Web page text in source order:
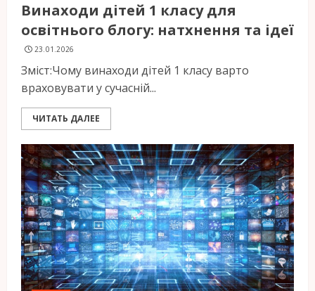
Винаходи дітей 1 класу для
освітнього блогу: натхнення та ідеї
23.01.2026
Зміст:Чому винаходи дітей 1 класу варто
враховувати у сучасній...
ЧИТАТЬ ДАЛЕЕ